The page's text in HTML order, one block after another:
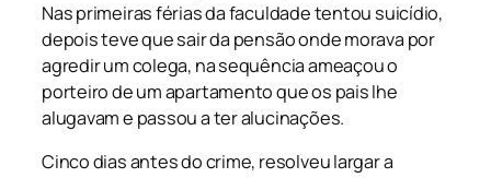
Nas primeiras férias da faculdade tentou suicídio,
depois teve que sair da pensão onde morava por
agredir um colega, na sequência ameaçou o
porteiro de um apartamento que os pais lhe
alugavam e passou a ter alucinações.
Cinco dias antes do crime, resolveu largar a